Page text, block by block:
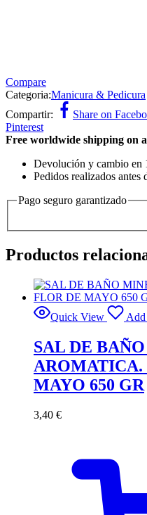
Compare
Categoria:Manicura & Pedicura
Compartir:
Share on
Pinterest
Free worldwide shipping on
Devolución y cambio en
Pedidos realizados antes
Pago seguro garantizado
Productos
Quick View
SAL DE
AROMATICA.
MAYO 650 GR
3,40 €